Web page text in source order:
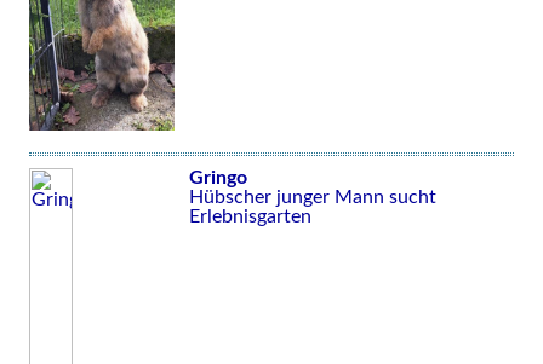
Gringo
Hübscher junger Mann sucht
Erlebnisgarten